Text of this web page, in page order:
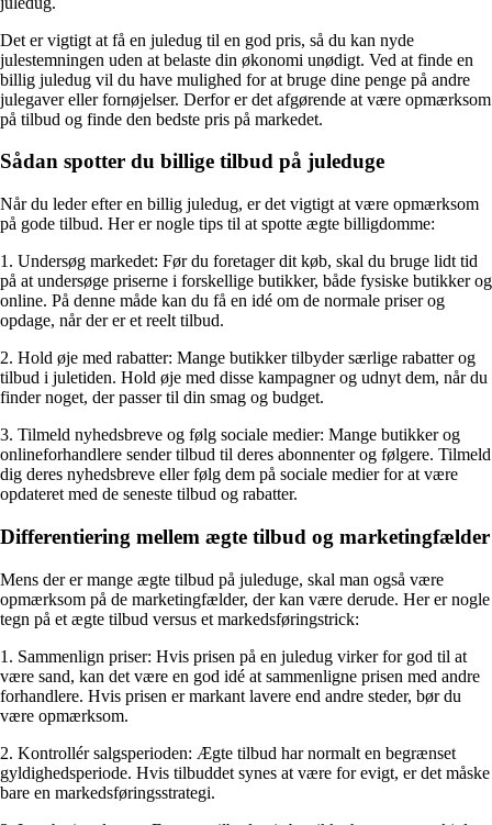
Det er vigtigt at få en juledug til en god pris, så du kan nyde
julestemningen uden at belaste din økonomi unødigt. Ved at finde en
billig juledug vil du have mulighed for at bruge dine penge på andre
julegaver eller fornøjelser. Derfor er det afgørende at være opmærksom
på tilbud og finde den bedste pris på markedet.
Sådan spotter du billige tilbud på juleduge
Når du leder efter en billig juledug, er det vigtigt at være opmærksom
på gode tilbud. Her er nogle tips til at spotte ægte billigdomme:
1. Undersøg markedet: Før du foretager dit køb, skal du bruge lidt tid
på at undersøge priserne i forskellige butikker, både fysiske butikker og
online. På denne måde kan du få en idé om de normale priser og
opdage, når der er et reelt tilbud.
2. Hold øje med rabatter: Mange butikker tilbyder særlige rabatter og
tilbud i juletiden. Hold øje med disse kampagner og udnyt dem, når du
finder noget, der passer til din smag og budget.
3. Tilmeld nyhedsbreve og følg sociale medier: Mange butikker og
onlineforhandlere sender tilbud til deres abonnenter og følgere. Tilmeld
dig deres nyhedsbreve eller følg dem på sociale medier for at være
opdateret med de seneste tilbud og rabatter.
Differentiering mellem ægte tilbud og marketingfælder
Mens der er mange ægte tilbud på juleduge, skal man også være
opmærksom på de marketingfælder, der kan være derude. Her er nogle
tegn på et ægte tilbud versus et markedsføringstrick:
1. Sammenlign priser: Hvis prisen på en juledug virker for god til at
være sand, kan det være en god idé at sammenligne prisen med andre
forhandlere. Hvis prisen er markant lavere end andre steder, bør du
være opmærksom.
2. Kontrollér salgsperioden: Ægte tilbud har normalt en begrænset
gyldighedsperiode. Hvis tilbuddet synes at være for evigt, er det måske
bare en markedsføringsstrategi.